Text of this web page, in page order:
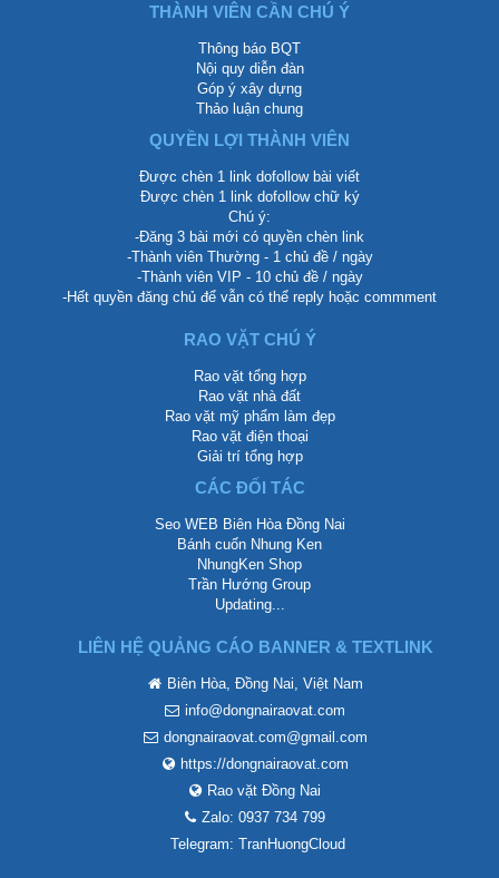
THÀNH VIÊN CẦN CHÚ Ý
Thông báo BQT
Nội quy diễn đàn
Góp ý xây dựng
Thảo luận chung
QUYỀN LỢI THÀNH VIÊN
Được chèn 1 link dofollow bài viết
Được chèn 1 link dofollow chữ ký
Chú ý:
-Đăng 3 bài mới có quyền chèn link
-Thành viên Thường - 1 chủ đề / ngày
-Thành viên VIP - 10 chủ đề / ngày
-Hết quyền đăng chủ để vẫn có thể reply hoặc commment
RAO VẶT CHÚ Ý
Rao vặt tổng hợp
Rao vặt nhà đất
Rao vặt mỹ phẩm làm đẹp
Rao vặt điện thoại
Giải trí tổng hợp
CÁC ĐỐI TÁC
Seo WEB Biên Hòa Đồng Nai
Bánh cuốn Nhung Ken
NhungKen Shop
Trần Hướng Group
Updating...
LIÊN HỆ QUẢNG CÁO BANNER & TEXTLINK
Biên Hòa, Đồng Nai, Việt Nam
info@dongnairaovat.com
dongnairaovat.com@gmail.com
https://dongnairaovat.com
Rao vặt Đồng Nai
Zalo: 0937 734 799
Telegram: TranHuongCloud